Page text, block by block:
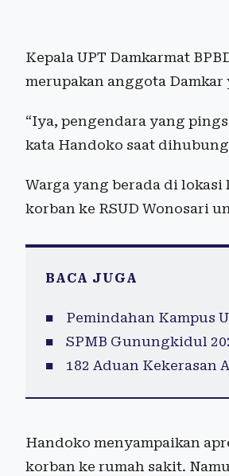
Kepala UPT Damkarmat
merupakan anggota
“Iya, pengendara yang
kata Handoko saat
Warga yang berada di
korban ke RSUD Wonosari
BACA JUGA
Pemindahan Kampus
SPMB Gunungkidul
182 Aduan Kekerasan
Handoko menyampaikan
korban ke rumah sakit.